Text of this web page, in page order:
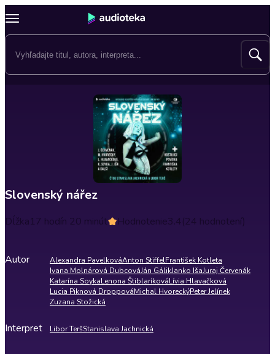
Slovenský nářez
Dĺžka17 hodín 20 minút Hodnotenie3.4(24 hodnotení)
Autor Alexandra PavelkováAnton StiffelFrantišek Kotleta
Ivana Molnárová DubcováJán GálikJanko IšaJuraj Červenák
Katarína SoykaLenona ŠtiblaríkováLívia Hlavačková
Lucia Piknová DroppováMichal HvoreckýPeter Jelínek
Zuzana Stožická
Interpret Libor TeršStanislava Jachnická